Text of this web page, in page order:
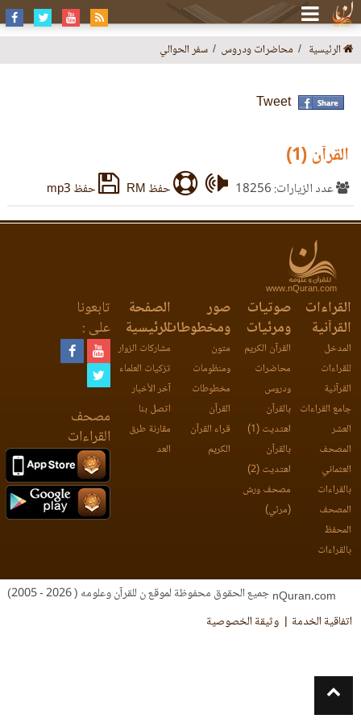
الرئيسية محاضرات ودروس سفر الحوالي
Tweet
القرآن (1)
عدد الزيارات: 18256 حفظ RM حفظ mp3
www.nQuran.com
القراءات
القرآنية
المدخل
للقراءات
القرآنية
جامع القراءات
العشر
المصحف
العثماني
بالقراءات
المصحف
المحفظ
بالقراءات
صوتيات
ومرئيات
القرآن الكريم
محاضرات
ودروس
بالقرآن
اهتديت (1)
بالقرآن
اهتديت (2)
مصحف ورش
(مرئي)
صور
ومخطوطات
متون
ومنظومات
مخطوطات
القرآن
قراء القرآن
الكريم
الصفحة
الرئيسية
مشاركات الزوار
تزكيات العلماء
آخر الأخبار
اتصل بنا
مقارنة طرق
العد
تابعونا
على :
مصحف
القراءات
جميع الحقوق محفوظة لموقع ن للقرآن وعلومه ( 2026 - 2005)
اتفاقية الخدمة
وثيقة الخصوصية